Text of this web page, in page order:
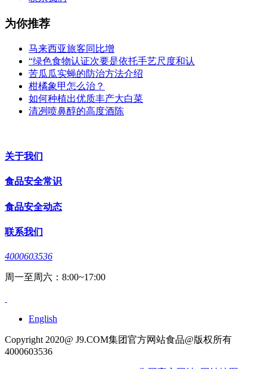
为你推荐
马来西亚旅客同比增
“绿色食物认证次要是依托手艺尺度和认
苦瓜瓜实蝇的防治方法介绍
柑橘象甲怎么治？
如何种植出优质丰产大白菜
清冽喷鼻醇的高度酒陈
关于我们
食品安全常识
食品安全动态
联系我们
4000603536
周一至周六：8:00~17:00
English
Copyright 2020@ J9.COM集团官方网站食品@版权所有
4000603536